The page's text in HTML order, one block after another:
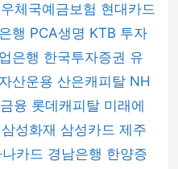
우체국예금보험 현대카드
행 PCA생명 KTB 투자
은행 한국투자증권 유
산운용 산은캐피탈 NH
융 롯데캐피탈 미래에
삼성화재 삼성카드 제주
카드 경남은행 한양증